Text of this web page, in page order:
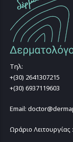
Τηλ:
+(30) 2641307215
+(30) 6937119603
Email:
Ωράριο Λειτουργίας :